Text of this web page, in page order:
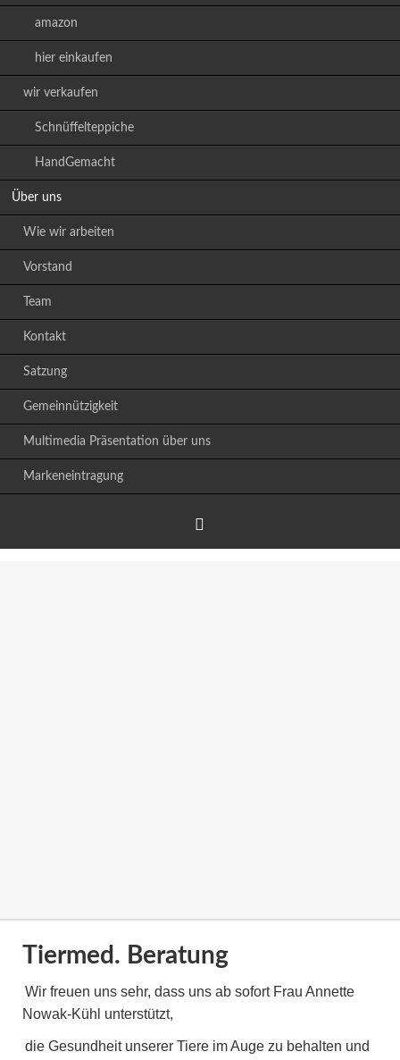
amazon
hier einkaufen
wir verkaufen
Schnüffelteppiche
HandGemacht
Über uns
Wie wir arbeiten
Vorstand
Team
Kontakt
Satzung
Gemeinnützigkeit
Multimedia Präsentation über uns
Markeneintragung
Tiermed. Beratung
Wir freuen uns sehr, dass uns ab sofort Frau Annette
Nowak-Kühl unterstützt,
die Gesundheit unserer Tiere im Auge zu behalten und